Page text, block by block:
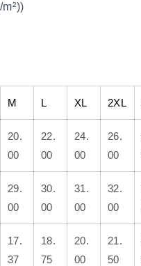
M L XL 2XL
20.
00
22.
00
24.
00
26.
00
29.
00
30.
00
31.
00
32.
00
17.
37
18.
75
20.
00
21.
50